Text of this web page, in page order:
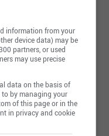
d'aéronefs.
d'analyse et de
matière de
élevé de
d'accepter des
à
Ingénieur
information from your
device data) may be
partners, or used
may use precise
data on the basis of
by managing your
of this page or in the
in privacy and cookie